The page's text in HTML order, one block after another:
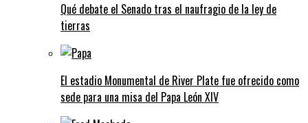
Qué debate el Senado tras el naufragio de la ley de
tierras
El estadio Monumental de River Plate fue ofrecido como
sede para una misa del Papa León XIV